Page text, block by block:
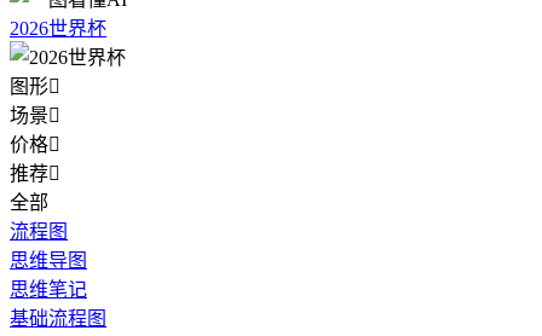
2026世界杯
图形
场景
价格
推荐
全部
流程图
思维导图
思维笔记
基础流程图